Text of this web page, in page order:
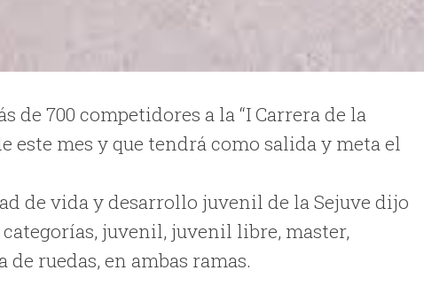
de 700 competidores a la “I Carrera de la
este mes y que tendrá como salida y meta el
de vida y desarrollo juvenil de la Sejuve dijo
juvenil, juvenil libre, master,
ruedas, en ambas ramas.